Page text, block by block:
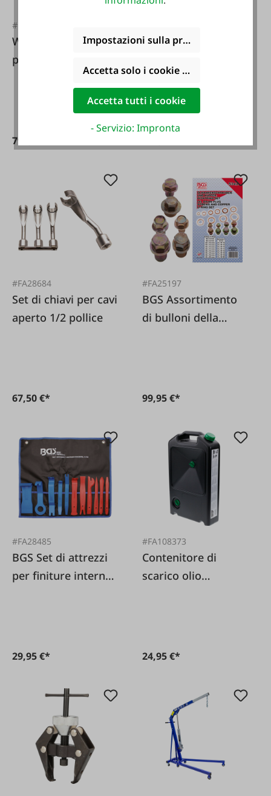
#FA40856
Werther Pompa
pneumatica per olio
799,00 €*
BGS Set per
110 pezzi.
#FA28684
Set di chiavi per cavi
aperto 1/2 pollice
67,50 €*
#FA25197
BGS Assortimento
di bulloni della
99,95 €*
#FA28485
BGS Set di attrezzi
per finiture interne,
29,95 €*
#FA108373
Contenitore di
scarico olio
24,95 €*
Impostazioni sulla privacy
Accetta solo i cookie funzionali
Accetta tutti i cookie
- Servizio: Impronta